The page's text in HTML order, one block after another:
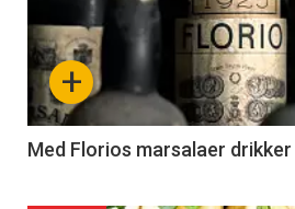
section
34
Left
+
Med Florios marsalaer